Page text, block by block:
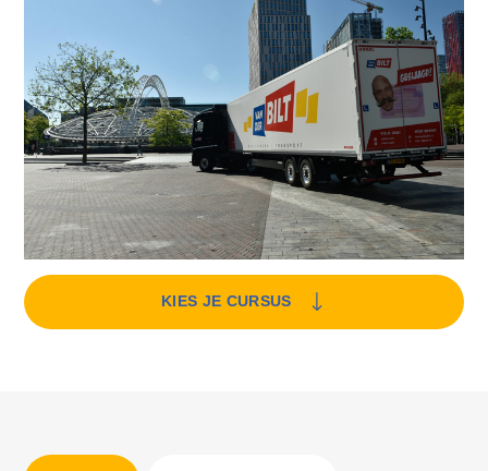
KIES JE CURSUS